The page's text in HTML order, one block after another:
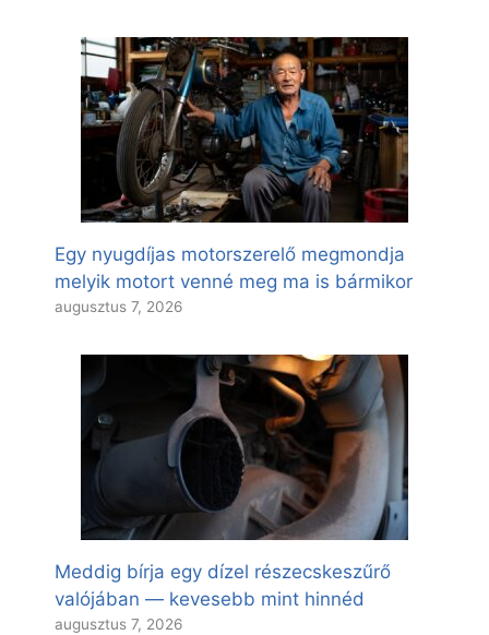
Egy nyugdíjas motorszerelő megmondja
melyik motort venné meg ma is bármikor
augusztus 7, 2026
Meddig bírja egy dízel részecskeszűrő
valójában — kevesebb mint hinnéd
augusztus 7, 2026